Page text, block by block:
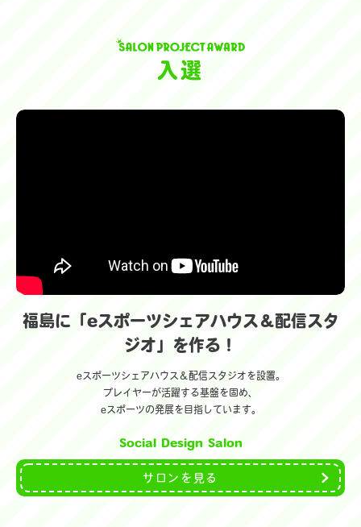
入選
福島に「eスポーツシェアハウス＆配信スタ
ジオ」を作る！
eスポーツシェアハウス＆配信スタジオを設置。
プレイヤーが活躍する基盤を固め、
eスポーツの発展を目指しています。
Social Design Salon
サロンを見る